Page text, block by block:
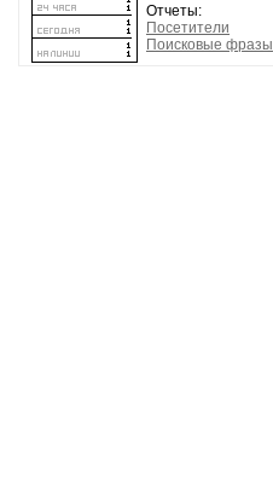
Отчеты:
Посетители
Поисковые фразы